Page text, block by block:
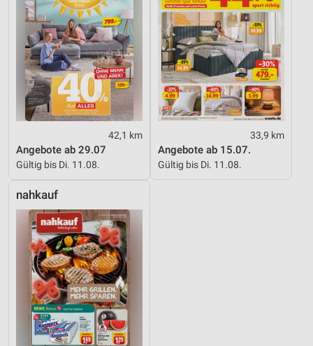
42,1 km
Angebote ab 29.07
Gültig bis Di. 11.08.
33,9 km
Angebote ab 15.07.
Gültig bis Di. 11.08.
nahkauf